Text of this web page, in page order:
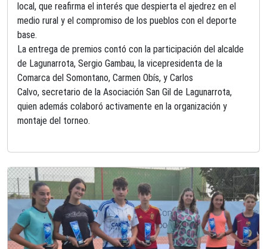
local, que reafirma el interés que despierta el ajedrez en el
medio rural y el compromiso de los pueblos con el deporte
base.
La entrega de premios contó con la participación del alcalde
de Lagunarrota, Sergio Gambau, la vicepresidenta de la
Comarca del Somontano, Carmen Obís, y Carlos
Calvo, secretario de la Asociación San Gil de Lagunarrota,
quien además colaboró activamente en la organización y
montaje del torneo.